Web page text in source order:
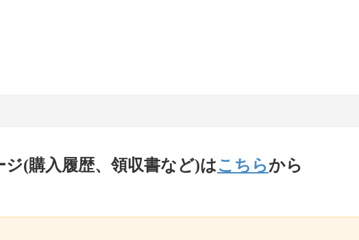
ジ(購入履歴、領収書など)はこちらから